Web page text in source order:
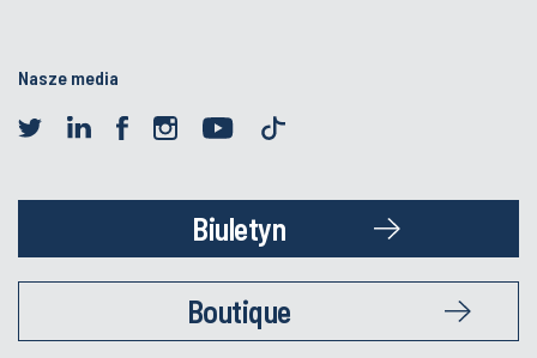
Nasze media
Biuletyn
Boutique